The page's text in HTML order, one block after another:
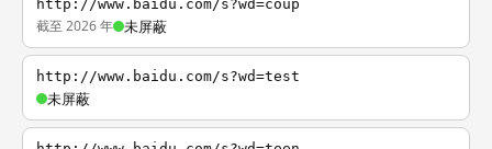
http://www.baidu.com/s?wd=coup
截至 2026 年 未屏蔽
http://www.baidu.com/s?wd=test
未屏蔽